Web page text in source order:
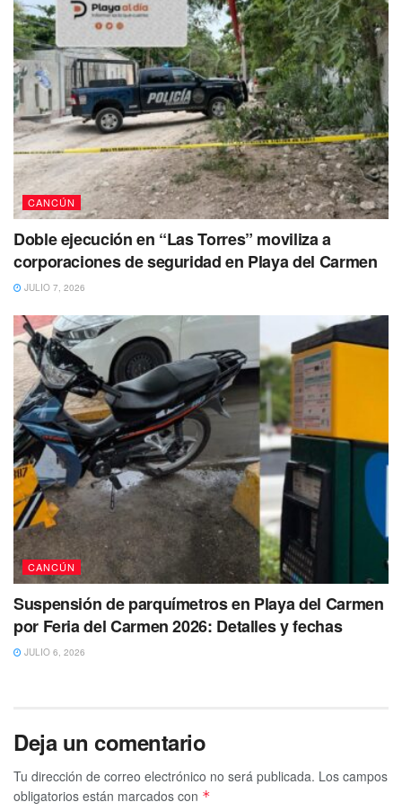
CANCÚN
Doble ejecución en “Las Torres” moviliza a
corporaciones de seguridad en Playa del Carmen
JULIO 7, 2026
CANCÚN
Suspensión de parquímetros en Playa del Carmen
por Feria del Carmen 2026: Detalles y fechas
JULIO 6, 2026
Deja un comentario
Tu dirección de correo electrónico no será publicada. Los campos
obligatorios están marcados con *